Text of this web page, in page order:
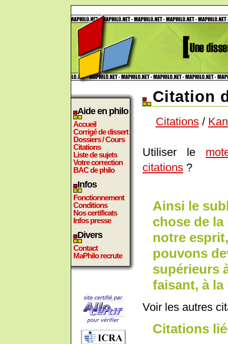
Aide en philo
Accueil
Corrigé de dissert
Dossiers / Cours
Citations
Liste de sujets
Votre correction
BAC de philo
Infos
Fonctionnement
Conditions
Nos certificats
Infos presse
Divers
Contact
MaPhilo recrute
Citation
Citations/
Utiliser le
citations ?
Ainsi le
chose de
notre
pouvons
supérieurs
faisant, à
Voir les autres
Citations